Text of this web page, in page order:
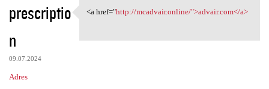
prescriptio
n
09.07.2024
Adres
<a href="http://mcadvair
<a href="http://mcadvair.online/">advair.com</a>